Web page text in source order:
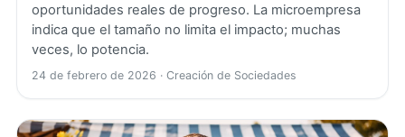
oportunidades reales de progreso. La microempresa
indica que el tamaño no limita el impacto; muchas
veces, lo potencia.
24 de febrero de 2026 · Creación de Sociedades